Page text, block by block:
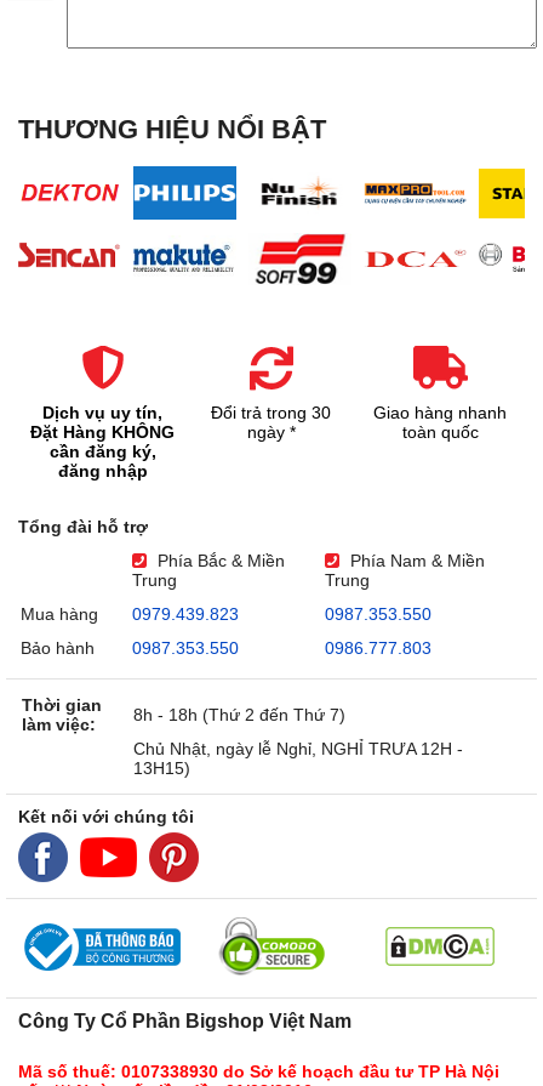
THƯƠNG HIỆU NỔI BẬT
Dịch vụ uy tín,
Đặt Hàng KHÔNG
cần đăng ký,
đăng nhập
Đổi trả trong 30
ngày *
Giao hàng nhanh
toàn quốc
Tổng đài hỗ trợ
Phía Bắc & Miền
Trung
Phía Nam & Miền
Trung
Mua hàng
0979.439.823
0987.353.550
Bảo hành
0987.353.550 0986.777.803
Thời gian
làm việc:
8h - 18h (Thứ 2 đến Thứ 7)
Chủ Nhật, ngày lễ Nghỉ, NGHỈ TRƯA 12H -
13H15)
Kết nối với chúng tôi
Công Ty Cổ Phần Bigshop Việt Nam
Mã số thuế: 0107338930 do Sở kế hoạch đầu tư TP Hà Nội